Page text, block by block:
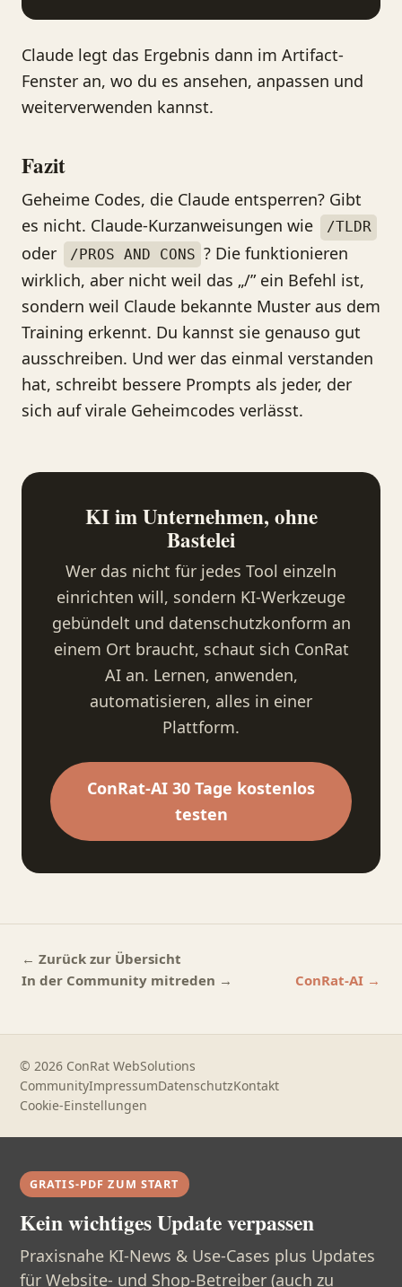
Claude legt das Ergebnis dann im Artifact-
Fenster an, wo du es ansehen, anpassen und
weiterverwenden kannst.
Fazit
Geheime Codes, die Claude entsperren? Gibt
es nicht. Claude-Kurzanweisungen wie
/TLDR
oder /PROS AND CONS ? Die funktionieren
wirklich, aber nicht weil das „/” ein Befehl ist,
sondern weil Claude bekannte Muster aus dem
Training erkennt. Du kannst sie genauso gut
ausschreiben. Und wer das einmal verstanden
hat, schreibt bessere Prompts als jeder, der
sich auf virale Geheimcodes verlässt.
KI im Unternehmen, ohne
Bastelei
Wer das nicht für jedes Tool einzeln
einrichten will, sondern KI-Werkzeuge
gebündelt und datenschutzkonform an
einem Ort braucht, schaut sich ConRat
AI an. Lernen, anwenden,
automatisieren, alles in einer
Plattform.
ConRat-AI 30 Tage kostenlos
testen
← Zurück zur Übersicht
In der Community mitreden →
ConRat-AI →
© 2026 ConRat WebSolutions
CommunityImpressumDatenschutzKontakt
Cookie-Einstellungen
GRATIS-PDF ZUM START
Kein wichtiges Update verpassen
Praxisnahe KI-News & Use-Cases plus Updates
für Website- und Shop-Betreiber (auch zu